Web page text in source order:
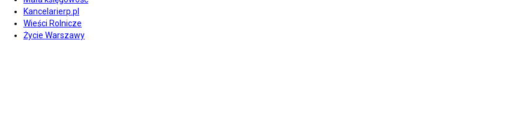
Kancelarierp.pl
Wieści Rolnicze
Życie Warszawy